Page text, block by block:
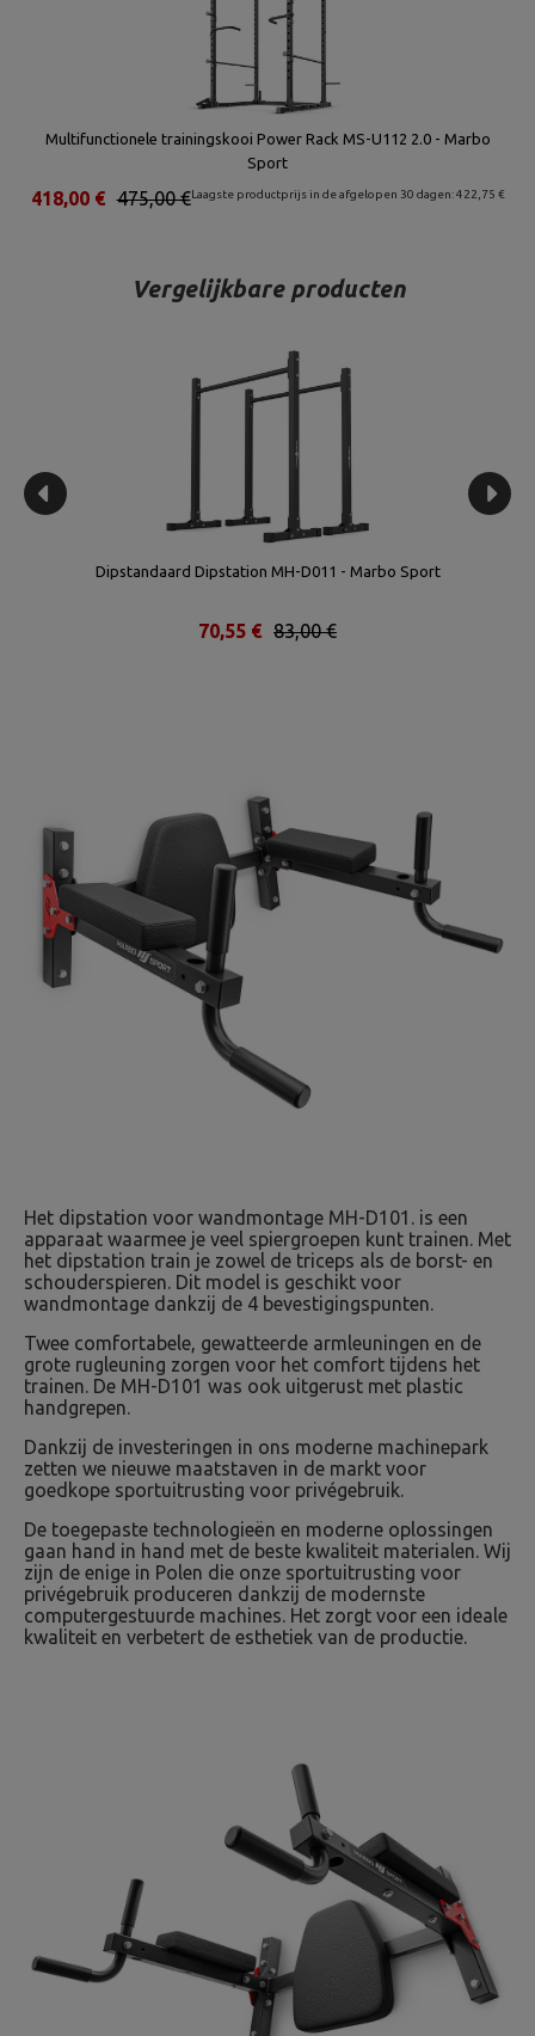
Multifunctionele trainingskooi Power Rack MS-U112 2.0 - Marbo
Sport
Laagste productprijs in de afgelopen 30 dagen: 422,75 €
475,00 €
418,00 €
Vergelijkbare producten
Dipstandaard Dipstation MH-D011 - Marbo Sport
83,00 €
70,55 €
Het dipstation voor wandmontage MH-D101. is een
apparaat waarmee je veel spiergroepen kunt trainen. Met
het dipstation train je zowel de triceps als de borst- en
schouderspieren. Dit model is geschikt voor
wandmontage dankzij de 4 bevestigingspunten.
Twee comfortabele, gewatteerde armleuningen en de
grote rugleuning zorgen voor het comfort tijdens het
trainen. De MH-D101 was ook uitgerust met plastic
handgrepen.
Dankzij de investeringen in ons moderne machinepark
zetten we nieuwe maatstaven in de markt voor
goedkope sportuitrusting voor privégebruik.
De toegepaste technologieën en moderne oplossingen
gaan hand in hand met de beste kwaliteit materialen. Wij
zijn de enige in Polen die onze sportuitrusting voor
privégebruik produceren dankzij de modernste
computergestuurde machines. Het zorgt voor een ideale
kwaliteit en verbetert de esthetiek van de productie.